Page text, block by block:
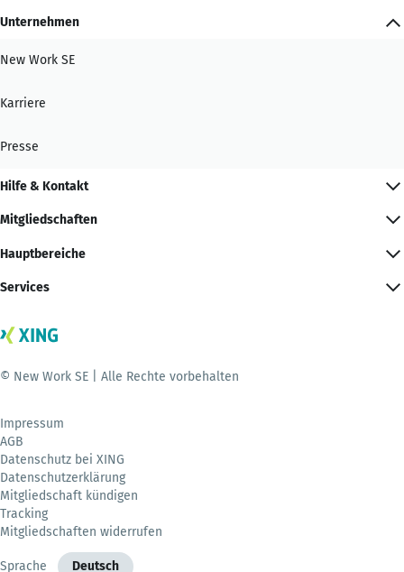
Unternehmen
New Work SE
Karriere
Presse
Hilfe & Kontakt
Mitgliedschaften
Hauptbereiche
Services
© New Work SE | Alle Rechte vorbehalten
Impressum
AGB
Datenschutz bei XING
Datenschutzerklärung
Mitgliedschaft kündigen
Tracking
Mitgliedschaften widerrufen
Sprache Deutsch